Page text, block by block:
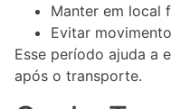
Manter em local
Evitar
Esse período ajuda a
após o transporte.